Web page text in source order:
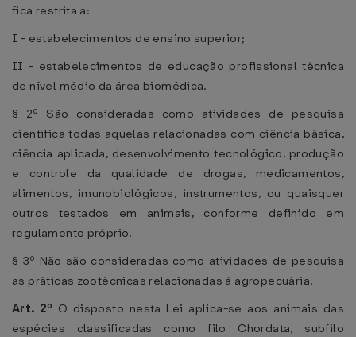
fica restrita a:
I - estabelecimentos de ensino superior;
II - estabelecimentos de educação profissional técnica
de nível médio da área biomédica.
§ 2º São consideradas como atividades de pesquisa
científica todas aquelas relacionadas com ciência básica,
ciência aplicada, desenvolvimento tecnológico, produção
e controle da qualidade de drogas, medicamentos,
alimentos, imunobiológicos, instrumentos, ou quaisquer
outros testados em animais, conforme definido em
regulamento próprio.
§ 3º Não são consideradas como atividades de pesquisa
as práticas zootécnicas relacionadas à agropecuária.
Art. 2º O disposto nesta Lei aplica-se aos animais das
espécies classificadas como filo Chordata, subfilo